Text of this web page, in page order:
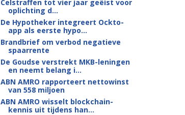
Celstraffen tot vier jaar geëist voor
oplichting d...
De Hypotheker integreert Ockto-
app als eerste hypo...
Brandbrief om verbod negatieve
spaarrente
De Goudse verstrekt MKB-leningen
en neemt belang i...
ABN AMRO rapporteert nettowinst
van 558 miljoen
ABN AMRO wisselt blockchain-
kennis uit tijdens han...